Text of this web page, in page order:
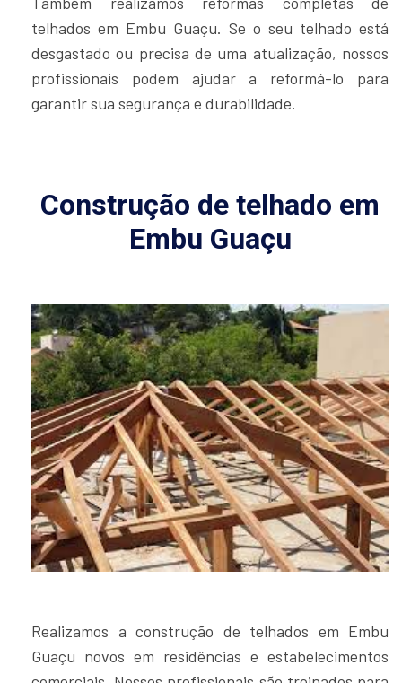
telhados em Embu Guaçu. Se o seu telhado está
desgastado ou precisa de uma atualização, nossos
profissionais podem ajudar a reformá-lo para
garantir sua segurança e durabilidade.
Construção de telhado em
Embu Guaçu
Realizamos a construção de telhados em Embu
Guaçu novos em residências e estabelecimentos